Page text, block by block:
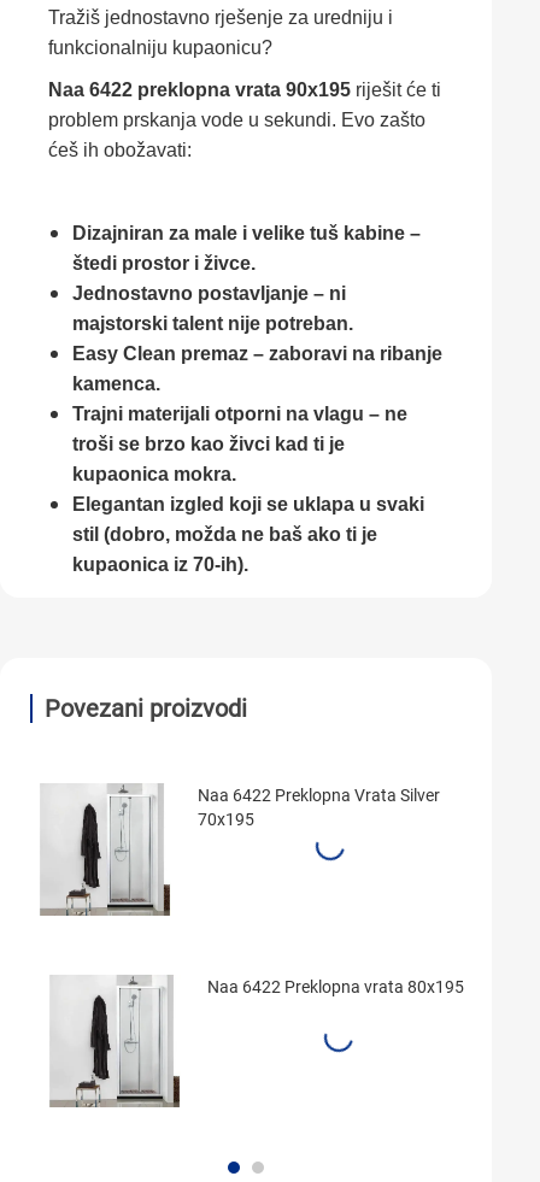
Tražiš jednostavno rješenje za uredniju i
funkcionalniju kupaonicu?
Naa 6422 preklopna vrata 90x195 riješit će ti
problem prskanja vode u sekundi. Evo zašto
ćeš ih obožavati:
Dizajniran za male i velike tuš kabine –
štedi prostor i živce.
Jednostavno postavljanje – ni
majstorski talent nije potreban.
Easy Clean premaz – zaboravi na ribanje
kamenca.
Trajni materijali otporni na vlagu – ne
troši se brzo kao živci kad ti je
kupaonica mokra.
Elegantan izgled koji se uklapa u svaki
stil (dobro, možda ne baš ako ti je
kupaonica iz 70-ih).
Povezani proizvodi
Naa 6422 Preklopna Vrata Silver
70x195
Naa 6422 Preklopna vrata 80x195